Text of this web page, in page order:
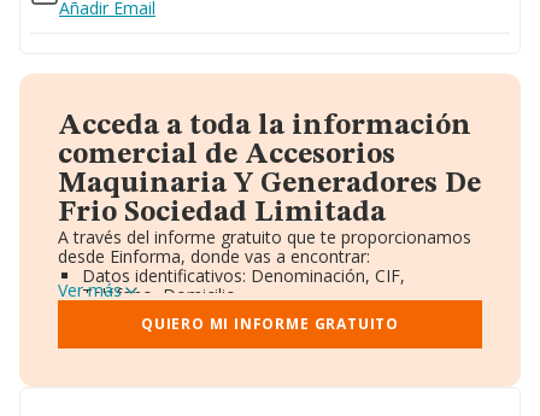
Añadir Email
Acceda a toda la información
comercial de Accesorios
Maquinaria Y Generadores De
Frio Sociedad Limitada
A través del informe gratuito que te proporcionamos
desde Einforma, donde vas a encontrar:
Datos identificativos: Denominación, CIF,
Teléfono, Domicilio.
Informe Mercantil Completo (BORME).
Gráficos de Evolución Ventas y Empleados.
Consejo de Administración y Administradores.
Accionistas.
Ver más
QUIERO MI INFORME GRATUITO